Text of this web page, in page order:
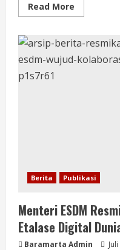
Read More
Berita Publikasi
Menteri ESDM
Etalase Digital
Baramarta Admin